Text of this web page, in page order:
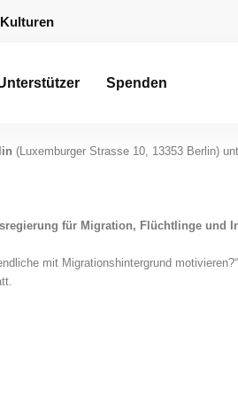
Spenden
(Luxemburger Strasse 10, 13353 Berlin)
für Migration, Flüchtlinge und
mit Migrationshintergrund